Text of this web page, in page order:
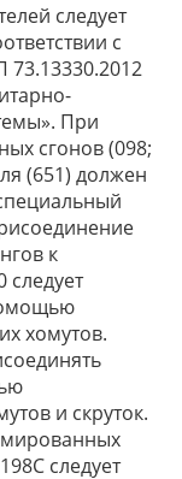
следует
с
При
сгонов (098;
(651) должен
к
следует
хомутов.
и скруток.
следует